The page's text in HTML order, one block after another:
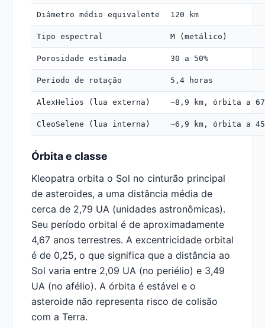
Diâmetro médio equivalente 120 km
Tipo espectral M (metálico)
Porosidade estimada 30 a 50%
Período de rotação 5,4 horas
AlexHelios (lua externa) ~8,9 km, órbita a
CleoSelene (lua interna) ~6,9 km, órbita a
Órbita e classe
Kleopatra orbita o Sol no cinturão principal
de asteroides, a uma distância média de
cerca de 2,79 UA (unidades astronômicas).
Seu período orbital é de aproximadamente
4,67 anos terrestres. A excentricidade orbital
é de 0,25, o que significa que a distância ao
Sol varia entre 2,09 UA (no periélio) e 3,49
UA (no afélio). A órbita é estável e o
asteroide não representa risco de colisão
com a Terra.